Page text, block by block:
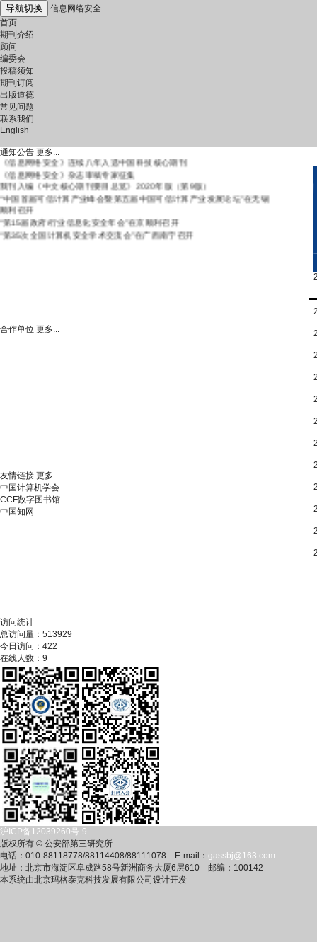
导航切换
信息网络安全
首页
期刊介绍
顾问
编委会
投稿须知
期刊订阅
出版道德
常见问题
联系我们
English
通知公告 更多...
《信息网络安全》严正声明
《信息网络安全》连续八年入选中国科技核心期刊
《信息网络安全》杂志审稿专家征集
我刊入编《中文核心期刊要目总览》2020年版（第9版）
“中国首届可信计算产业峰会暨第五届中国可信计算产业发展论坛”在无锡
顺利召开
“第15届政府/行业信息化安全年会”在京顺利召开
“第35次全国计算机安全学术交流会”在广西南宁召开
合作单位 更多...
友情链接 更多...
中国计算机学会
CCF数字图书馆
中国知网
访问统计
总访问量： 513929
今日访问： 422
在线人数： 9
沪ICP备12039260号-9
版权所有 © 公安部第三研究所
电话：010-88118778/88114408/88111078 E-mail： gassbj@163.com
地址：北京市海淀区阜成路58号新洲商务大厦6层610 邮编：100142
本系统由北京玛格泰克科技发展有限公司设计开发